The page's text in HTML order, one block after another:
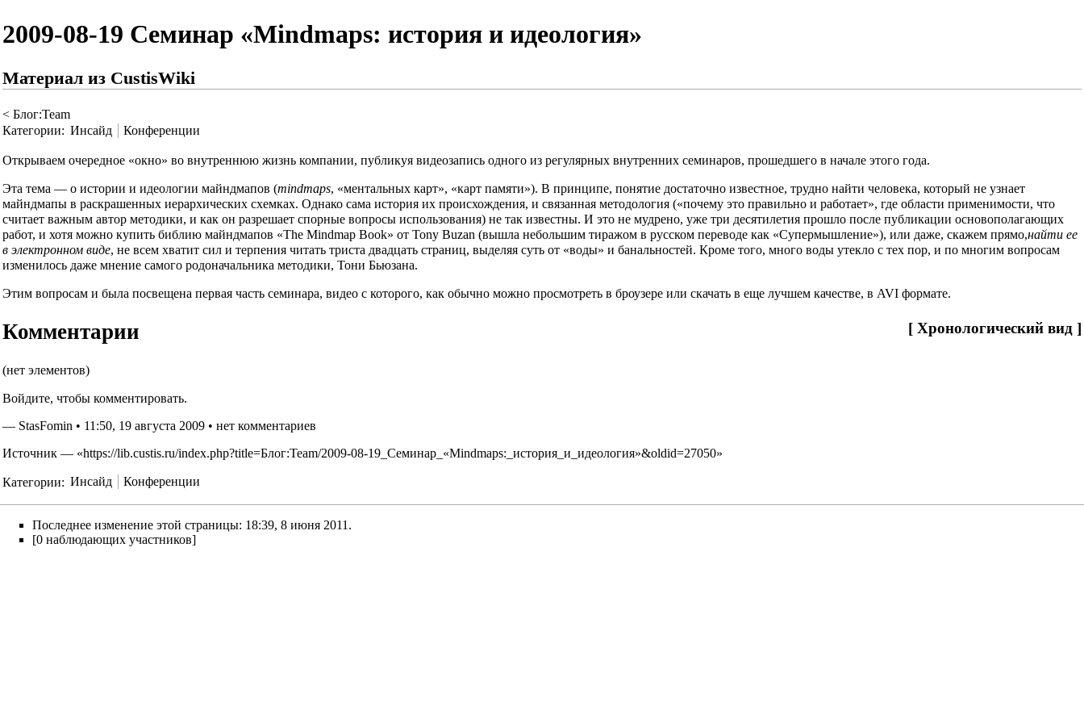
2009-08-19 Семинар «Mindmaps: история и идеология»
Материал из CustisWiki
< Блог:Team
Категории: Инсайд Конференции
Открываем очередное «окно» во внутреннюю жизнь компании, публикуя видеозапись одного из регулярных внутренних семинаров, прошедшего в начале этого года.
Эта тема — о истории и идеологии майндмапов (mindmaps, «ментальных карт», «карт памяти»). В принципе, понятие достаточно известное, трудно найти человека, который не узнает
майндмапы в раскрашенных иерархических схемках. Однако сама история их происхождения, и связанная методология («почему это правильно и работает», где области применимости, что
считает важным автор методики, и как он разрешает спорные вопросы использования) не так известны. И это не мудрено, уже три десятилетия прошло после публикации основополагающих
работ, и хотя можно купить библию майндмапов «The Mindmap Book» от Tony Buzan (вышла небольшим тиражом в русском переводе как «Супермышление»), или даже, скажем прямо,найти ее
в электронном виде, не всем хватит сил и терпения читать триста двадцать страниц, выделяя суть от «воды» и банальностей. Кроме того, много воды утекло с тех пор, и по многим вопросам
изменилось даже мнение самого родоначальника методики, Тони Бьюзана.
Этим вопросам и была посвещена первая часть семинара, видео с которого, как обычно можно просмотреть в броузере или скачать в еще лучшем качестве, в AVI формате.
[ Хронологический вид ]
Комментарии
(нет элементов)
Войдите, чтобы комментировать.
— StasFomin • 11:50, 19 августа 2009 • нет комментариев
Источник — «https://lib.custis.ru/index.php?title=Блог:Team/2009-08-19_Семинар_«Mindmaps:_история_и_идеология»&oldid=27050»
Категории: Инсайд Конференции
Последнее изменение этой страницы: 18:39, 8 июня 2011.
[0 наблюдающих участников]